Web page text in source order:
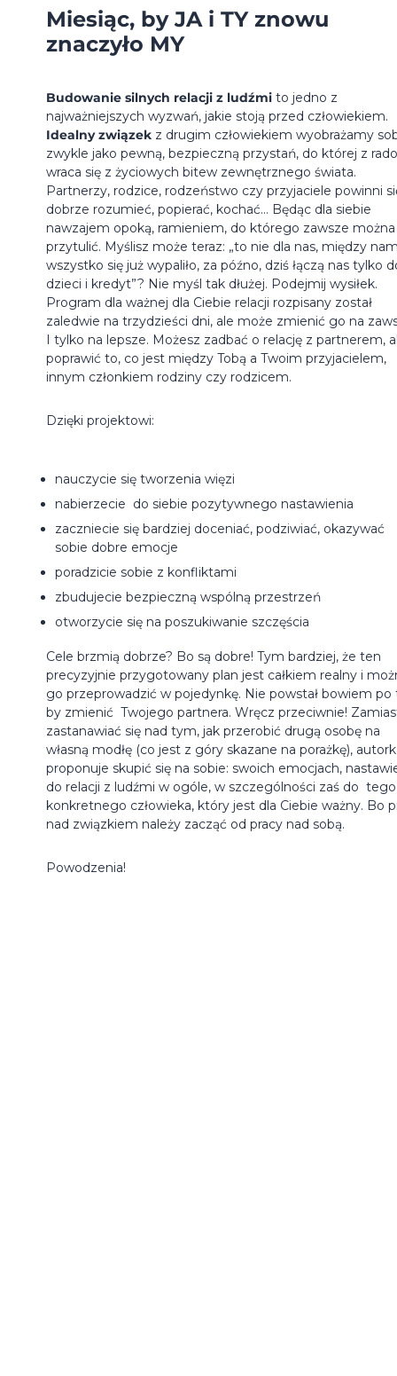
Miesiąc, by JA i TY znowu
znaczyło MY
Budowanie silnych relacji z ludźmi to jedno z
najważniejszych wyzwań, jakie stoją przed człowiekiem.
Idealny związek z drugim człowiekiem wyobrażamy
zwykle jako pewną, bezpieczną przystań, do której z
wraca się z życiowych bitew zewnętrznego świata.
Partnerzy, rodzice, rodzeństwo czy przyjaciele powinni
dobrze rozumieć, popierać, kochać… Będąc dla siebie
nawzajem opoką, ramieniem, do którego zawsze można
przytulić. Myślisz może teraz: „to nie dla nas, między
wszystko się już wypaliło, za późno, dziś łączą nas tylko
dzieci i kredyt”? Nie myśl tak dłużej. Podejmij wysiłek.
Program dla ważnej dla Ciebie relacji rozpisany został
zaledwie na trzydzieści dni, ale może zmienić go na
I tylko na lepsze. Możesz zadbać o relację z partnerem,
poprawić to, co jest między Tobą a Twoim przyjacielem,
innym członkiem rodziny czy rodzicem.
Dzięki projektowi:
nauczycie się tworzenia więzi
nabierzecie do siebie pozytywnego nastawienia
zaczniecie się bardziej doceniać, podziwiać, okazywać
sobie dobre emocje
poradzicie sobie z konfliktami
zbudujecie bezpieczną wspólną przestrzeń
otworzycie się na poszukiwanie szczęścia
Cele brzmią dobrze? Bo są dobre! Tym bardziej, że ten
precyzyjnie przygotowany plan jest całkiem realny i
go przeprowadzić w pojedynkę. Nie powstał bowiem po
by zmienić Twojego partnera. Wręcz przeciwnie!
zastanawiać się nad tym, jak przerobić drugą osobę na
własną modłę (co jest z góry skazane na porażkę),
proponuje skupić się na sobie: swoich emocjach,
do relacji z ludźmi w ogóle, w szczególności zaś do tego
konkretnego człowieka, który jest dla Ciebie ważny. Bo
nad związkiem należy zacząć od pracy nad sobą.
Powodzenia!